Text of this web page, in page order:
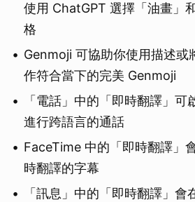
使用 ChatGPT 選擇「油畫」
格
Genmoji 可協助你使用描述或
作符合當下的完美 Genmoji
「電話」中的「即時翻譯」
進行跨語言的通話
FaceTime 中的「即時翻譯」
時翻譯的字幕
「訊息」中的「即時翻譯」會